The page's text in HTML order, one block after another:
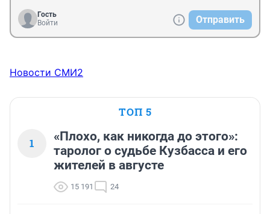
Гость
Войти
Отправить
Новости СМИ2
ТОП 5
1
«Плохо, как никогда до этого»:
таролог о судьбе Кузбасса и его
жителей в августе
15 191 24